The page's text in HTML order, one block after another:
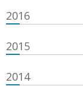
2016
2015
2014